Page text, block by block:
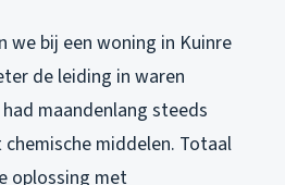
we bij een woning in Kuinre
de leiding in waren
maandenlang steeds
middelen. Totaal
oplossing met